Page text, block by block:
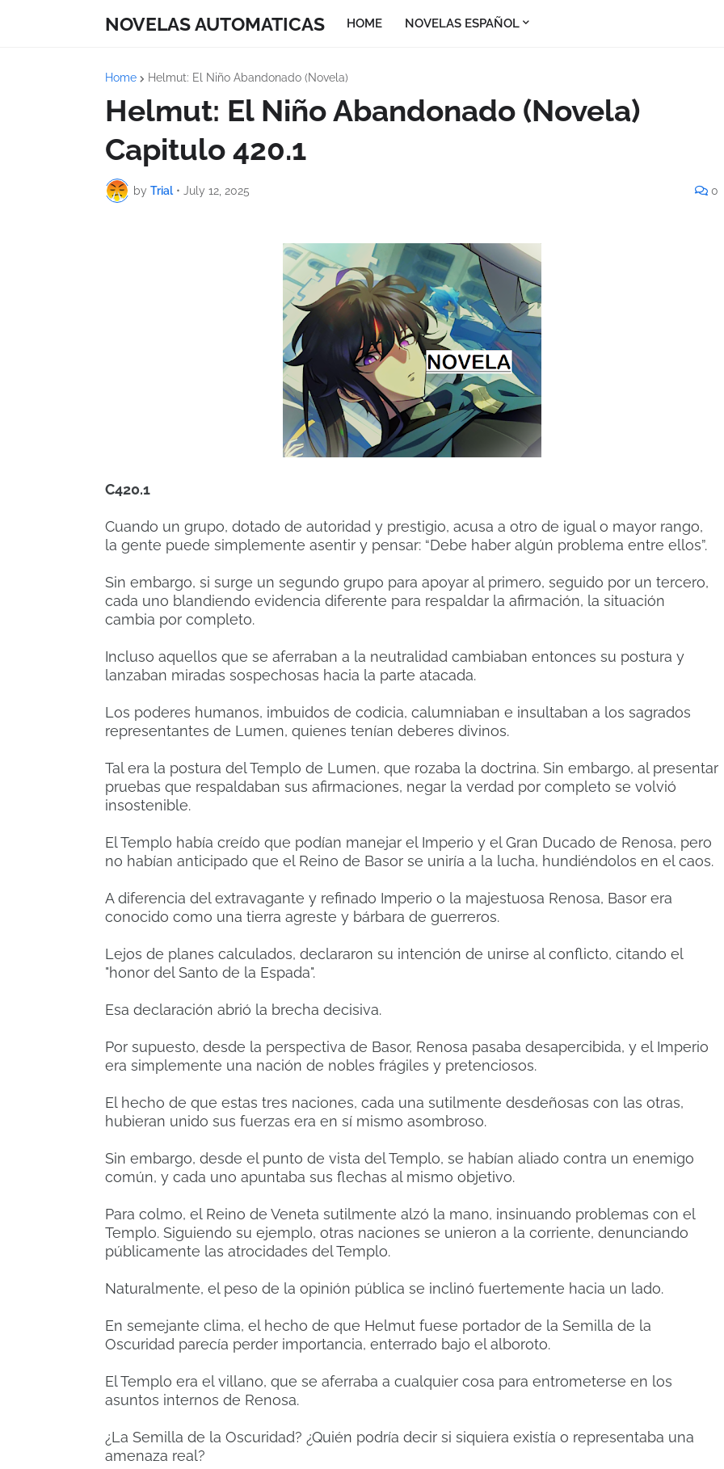
NOVELAS AUTOMATICAS HOME NOVELAS ESPAÑOL
Home Helmut: El Niño Abandonado (Novela)
Helmut: El Niño Abandonado (Novela)
Capitulo 420.1
by Trial • July 12, 2025 0
C420.1
Cuando un grupo, dotado de autoridad y prestigio, acusa a otro de igual o mayor rango,
la gente puede simplemente asentir y pensar: “Debe haber algún problema entre ellos”.
Sin embargo, si surge un segundo grupo para apoyar al primero, seguido por un tercero,
cada uno blandiendo evidencia diferente para respaldar la afirmación, la situación
cambia por completo.
Incluso aquellos que se aferraban a la neutralidad cambiaban entonces su postura y
lanzaban miradas sospechosas hacia la parte atacada.
Los poderes humanos, imbuidos de codicia, calumniaban e insultaban a los sagrados
representantes de Lumen, quienes tenían deberes divinos.
Tal era la postura del Templo de Lumen, que rozaba la doctrina. Sin embargo, al presentar
pruebas que respaldaban sus afirmaciones, negar la verdad por completo se volvió
insostenible.
El Templo había creído que podían manejar el Imperio y el Gran Ducado de Renosa, pero
no habían anticipado que el Reino de Basor se uniría a la lucha, hundiéndolos en el caos.
A diferencia del extravagante y refinado Imperio o la majestuosa Renosa, Basor era
conocido como una tierra agreste y bárbara de guerreros.
Lejos de planes calculados, declararon su intención de unirse al conflicto, citando el
"honor del Santo de la Espada".
Esa declaración abrió la brecha decisiva.
Por supuesto, desde la perspectiva de Basor, Renosa pasaba desapercibida, y el Imperio
era simplemente una nación de nobles frágiles y pretenciosos.
El hecho de que estas tres naciones, cada una sutilmente desdeñosas con las otras,
hubieran unido sus fuerzas era en sí mismo asombroso.
Sin embargo, desde el punto de vista del Templo, se habían aliado contra un enemigo
común, y cada uno apuntaba sus flechas al mismo objetivo.
Para colmo, el Reino de Veneta sutilmente alzó la mano, insinuando problemas con el
Templo. Siguiendo su ejemplo, otras naciones se unieron a la corriente, denunciando
públicamente las atrocidades del Templo.
Naturalmente, el peso de la opinión pública se inclinó fuertemente hacia un lado.
En semejante clima, el hecho de que Helmut fuese portador de la Semilla de la
Oscuridad parecía perder importancia, enterrado bajo el alboroto.
El Templo era el villano, que se aferraba a cualquier cosa para entrometerse en los
asuntos internos de Renosa.
¿La Semilla de la Oscuridad? ¿Quién podría decir si siquiera existía o representaba una
amenaza real?